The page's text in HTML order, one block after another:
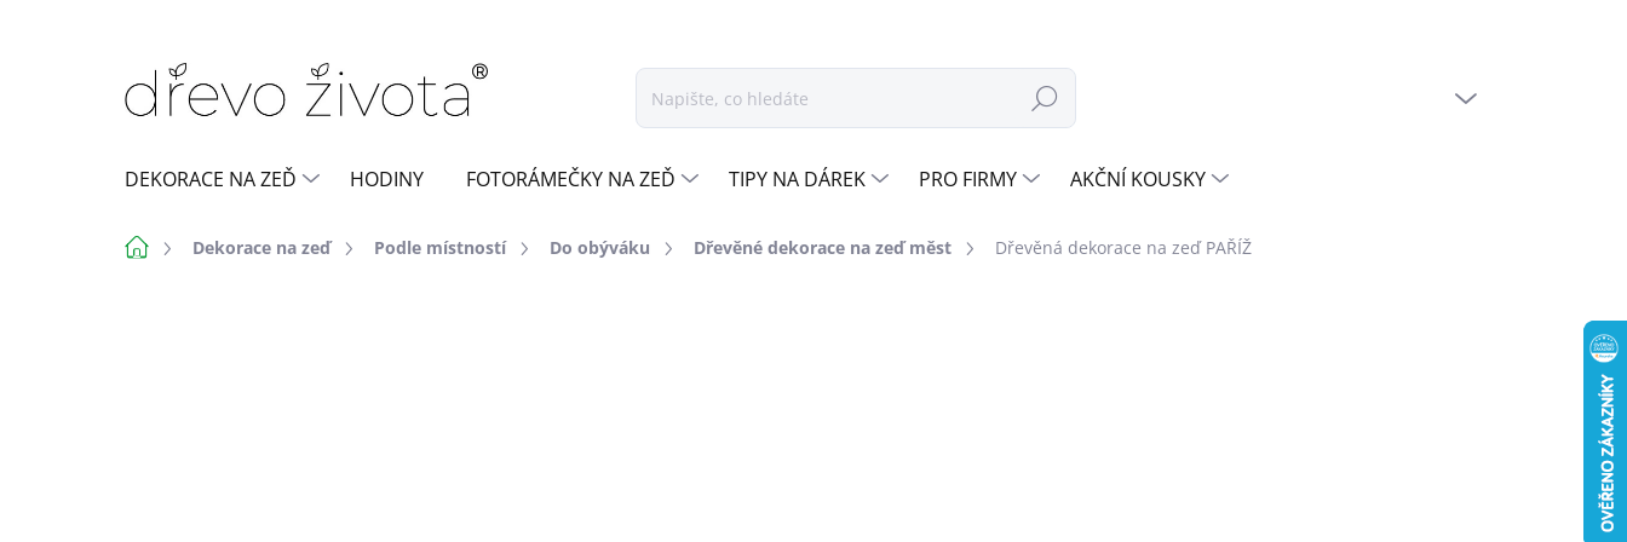
Hledat
DEKORACE NA ZEĎ HODINY FOTORÁMEČKY NA ZEĎ TIPY NA DÁREK PRO FIRMY AKČNÍ KOUSKY
DomůDekorace na zeď Podle místností Do obýváku Dřevěné dekorace na zeď měst Dřevěná dekorace na zeď PAŘÍŽ